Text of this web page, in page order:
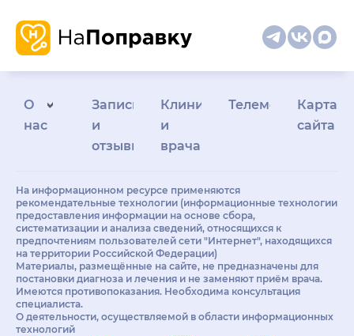
О
нас
Запись
и
отзывы
Клиникам
и
врачам
Телемедицина
Карта
сайта
На информационном ресурсе применяются
рекомендательные технологии (информационные технологии
предоставления информации на основе сбора,
систематизации и анализа сведений, относящихся к
предпочтениям пользователей сети "Интернет", находящихся
на территории Российской Федерации)
Материалы, размещённые на сайте, не предназначены для
постановки диагноза и лечения и не заменяют приём врача.
Имеются противопоказания. Необходима консультация
специалиста.
О деятельности, осуществляемой в области информационных
технологий